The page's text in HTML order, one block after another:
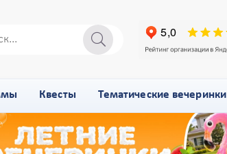
Квесты Тематические вечеринки